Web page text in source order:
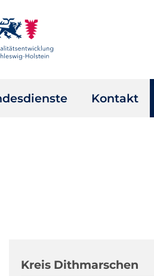
Kontakt
überspringen
Kreis Dithmarschen